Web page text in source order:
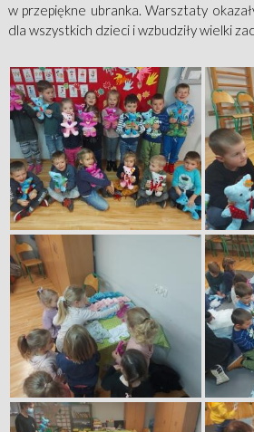
w przepiękne ubranka. Warsztaty
dla wszystkich dzieci i wzbudziły wielki